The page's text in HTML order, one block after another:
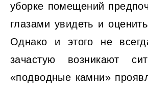
уборке помещений
глазами увидеть и
Однако и этого не
зачастую возникают
«подводные камни»